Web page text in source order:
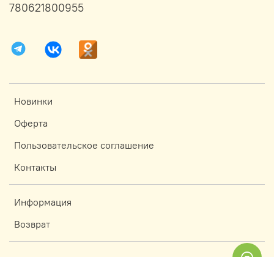
Новинки
Оферта
Пользовательское соглашение
Контакты
Информация
Возврат
780621800955